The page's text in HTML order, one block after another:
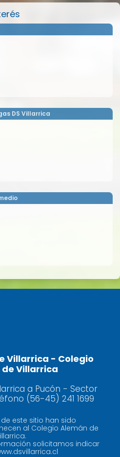
DS Villarrica
Villarrica - Colegio
Villarrica
a Pucón - Sector
(56-45) 241 1699
este sitio han sido
al Colegio Alemán de
solicitamos indicar